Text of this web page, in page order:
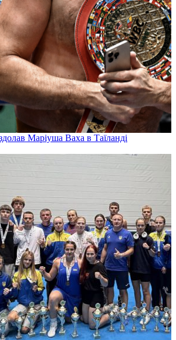
Маріуша Ваха в Таїланді